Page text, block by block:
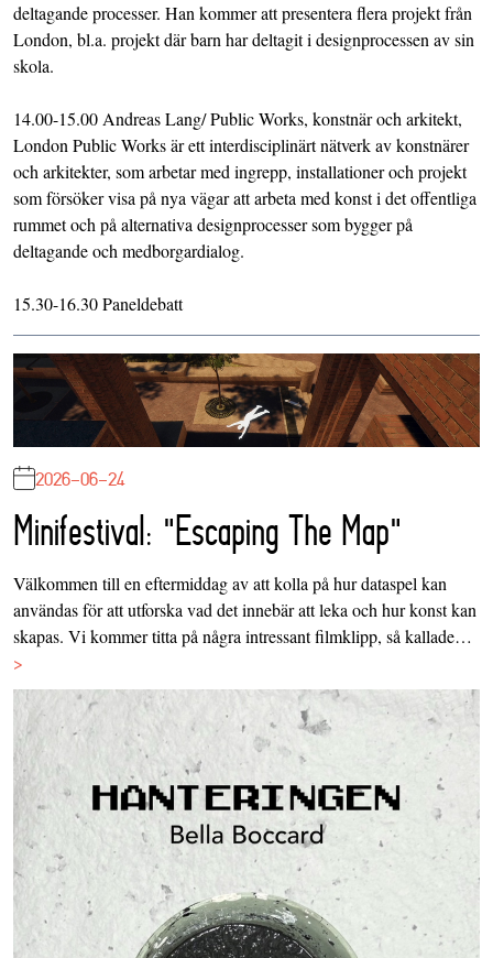
deltagande processer. Han kommer att presentera flera projekt från
London, bl.a. projekt där barn har deltagit i designprocessen av sin
skola.
14.00-15.00 Andreas Lang/ Public Works, konstnär och arkitekt,
London Public Works är ett interdisciplinärt nätverk av konstnärer
och arkitekter, som arbetar med ingrepp, installationer och projekt
som försöker visa på nya vägar att arbeta med konst i det offentliga
rummet och på alternativa designprocesser som bygger på
deltagande och medborgardialog.
15.30-16.30 Paneldebatt
2026-06-24
Minifestival: "Escaping The Map"
Välkommen till en eftermiddag av att kolla på hur dataspel kan
användas för att utforska vad det innebär att leka och hur konst kan
skapas. Vi kommer titta på några intressant filmklipp, så kallade…
>